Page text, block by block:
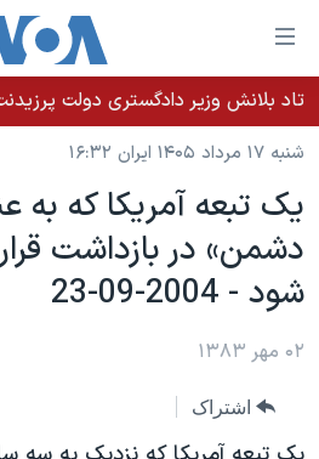
لینکهای
قابل
دسترسی
جهش
محتوای
اصلی
جهش
به
صفحه
جهش
خانه
نسخه سبک وب‌سایت
موضوع ها
ایران
آمریکا
جهان
برنامه های تلویزیونی
جدول برنامه ها
صفحه‌های ویژه
فرکانس‌های صدای آمریکا
پخش رادیویی
تاد بلانش وزیر دادگستری دولت
شنبه ۱۷ مرداد ۱۴۰۵ ایران ۱۶:۳۲
يک تبعه آمريکا که به
دشمن» در بازداشت
شود - 2004-09-23
۰۲ مهر ۱۳۸۳
اشتراک